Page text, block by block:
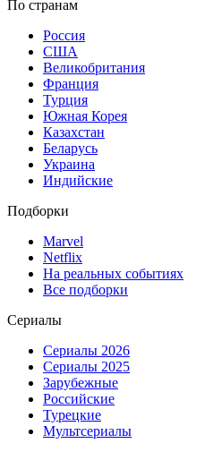
По странам
Россия
США
Великобритания
Франция
Турция
Южная Корея
Казахстан
Беларусь
Украина
Индийские
Подборки
Marvel
Netflix
На реальных событиях
Все подборки
Сериалы
Сериалы 2026
Сериалы 2025
Зарубежные
Российские
Турецкие
Мультсериалы